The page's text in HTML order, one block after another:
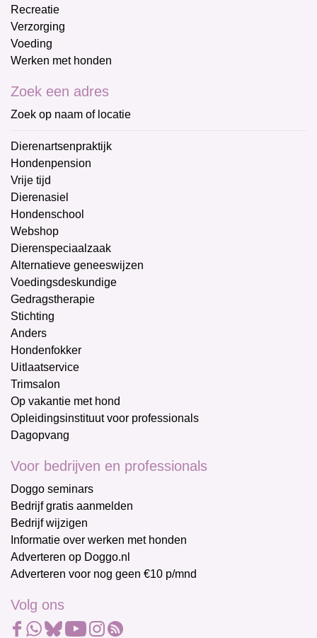
Recreatie
Verzorging
Voeding
Werken met honden
Zoek een adres
Zoek op naam of locatie
Dierenartsenpraktijk
Hondenpension
Vrije tijd
Dierenasiel
Hondenschool
Webshop
Dierenspeciaalzaak
Alternatieve geneeswijzen
Voedingsdeskundige
Gedragstherapie
Stichting
Anders
Hondenfokker
Uitlaatservice
Trimsalon
Op vakantie met hond
Opleidingsinstituut voor professionals
Dagopvang
Voor bedrijven en professionals
Doggo seminars
Bedrijf gratis aanmelden
Bedrijf wijzigen
Informatie over werken met honden
Adverteren op Doggo.nl
Adverteren voor nog geen €10 p/mnd
Volg ons